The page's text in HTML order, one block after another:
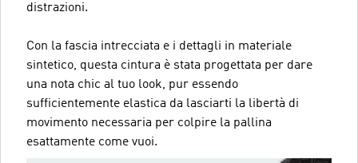
distrazioni.
Con la fascia intrecciata e i dettagli in materiale
sintetico, questa cintura è stata progettata per dare
una nota chic al tuo look, pur essendo
sufficientemente elastica da lasciarti la libertà di
movimento necessaria per colpire la pallina
esattamente come vuoi.